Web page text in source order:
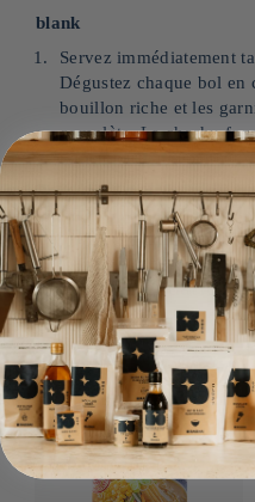
blank
Servez immédiatement
Dégustez chaque bol
bouillon riche et les
complète. Le chashu
ramen particulièrement
Our recommendations